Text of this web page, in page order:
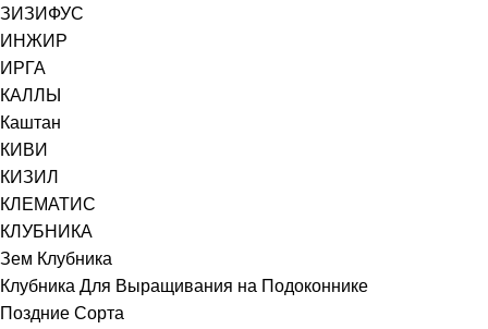
ЗИЗИФУС
ИНЖИР
ИРГА
КАЛЛЫ
Каштан
КИВИ
КИЗИЛ
КЛЕМАТИС
КЛУБНИКА
Зем Клубника
Клубника Для Выращивания на Подоконнике
Поздние Сорта